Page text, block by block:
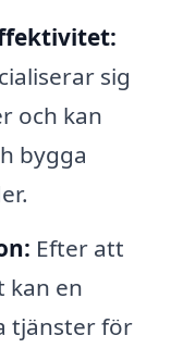
sig
och kan
bygga
Efter att
kan en
tjänster för